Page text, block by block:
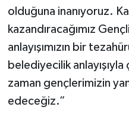
olduğuna inanıyoruz.
kazandıracağımız
anlayışımızın bir
belediyecilik anlayışıyla
zaman gençlerimizin
edeceğiz.”